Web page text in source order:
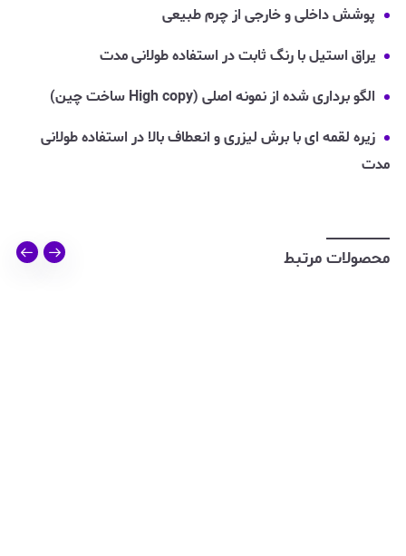
پوشش داخلی و خارجی از چرم طبیعی
یراق استیل با رنگ ثابت در استفاده طولانی مدت
الگو برداری شده از نمونه اصلی (High copy ساخت چین)
زیره لقمه ای با برش لیزری و انعطاف بالا در استفاده طولانی
مدت
محصولات مرتبط